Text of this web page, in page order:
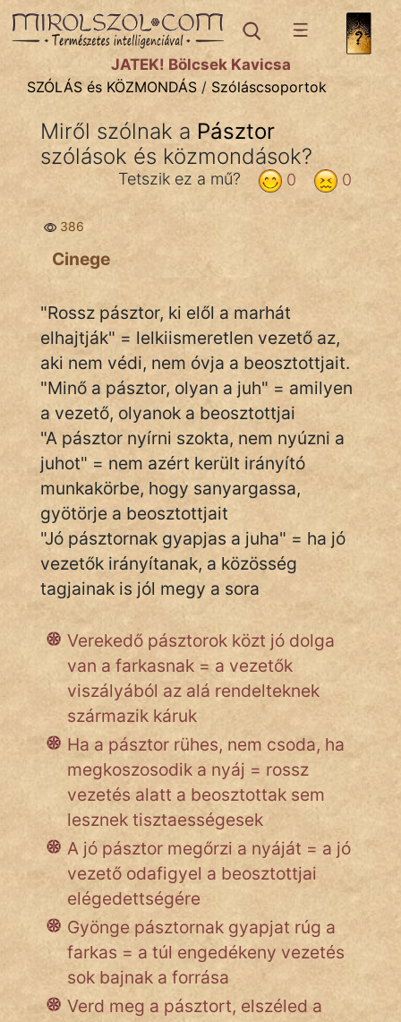
SZÓLÁS ÉS KÖZMONDÁStémák:
Bibliai
Közmondások
Szállóigék
Szóláscsoportok
Szólások
Tréfás
IRODALOM
SZÓLÁS
És
KÖZMONDÁS
PSZICHO
ZENE
FILM
ÉLETMÓD
TÖRTÉNELEM
Népszerű szerzőink:
cinege
fantom
JÁTÉK! Bölcsek Kavicsa
SZÓLÁS és KÖZMONDÁS / Szóláscsoportok
Miről szólnak a Pásztor
szólások és közmondások?
0
0
Tetszik ez a mű?
386
Cinege
"Rossz pásztor, ki elől a marhát
elhajtják" = lelkiismeretlen vezető az,
aki nem védi, nem óvja a beosztottjait.
"Minő a pásztor, olyan a juh" = amilyen
a vezető, olyanok a beosztottjai
"A pásztor nyírni szokta, nem nyúzni a
juhot" = nem azért került irányító
munkakörbe, hogy sanyargassa,
gyötörje a beosztottjait
"Jó pásztornak gyapjas a juha" = ha jó
vezetők irányítanak, a közösség
tagjainak is jól megy a sora
Verekedő pásztorok közt jó dolga
van a farkasnak = a vezetők
viszályából az alá rendelteknek
származik káruk
Ha a pásztor rühes, nem csoda, ha
megkoszosodik a nyáj = rossz
vezetés alatt a beosztottak sem
lesznek tisztaességesek
A jó pásztor megőrzi a nyáját = a jó
vezető odafigyel a beosztottjai
elégedettségére
Gyönge pásztornak gyapjat rúg a
farkas = a túl engedékeny vezetés
sok bajnak a forrása
Verd meg a pásztort, elszéled a